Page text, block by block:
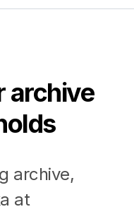
archive
archive,
at